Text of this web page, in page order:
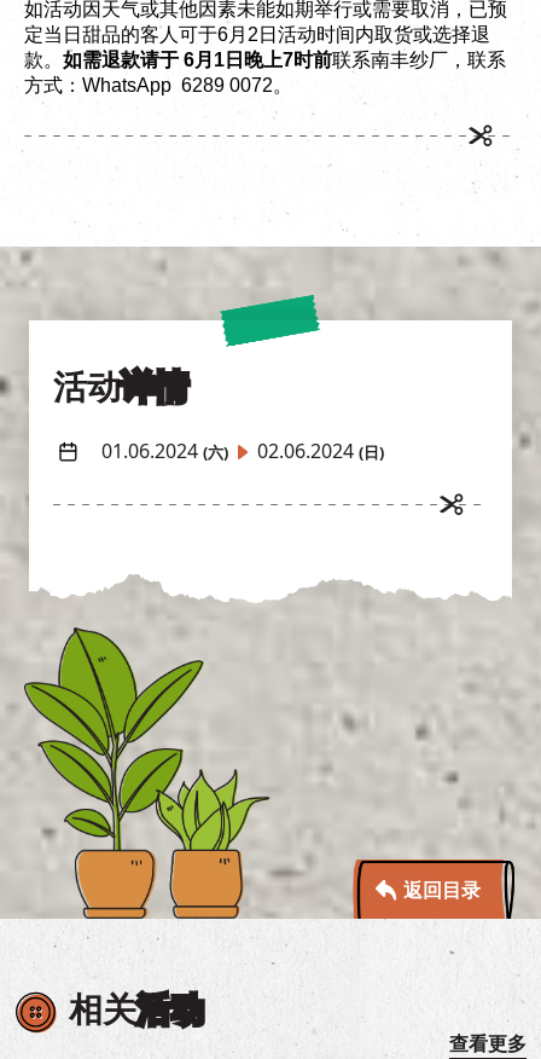
活动详情
01.06.2024 (六) 02.06.2024 (日)
返回目录
如活动因天气或其他因素未能如期举行或需要取消，已预
定当日甜品的客人可于6月 2 日活动时间内取货或选择退
款。 如需退款请于 6月 1 日晚上7时前联系南丰纱厂，联系
方式： WhatsApp 6289 0072。
相关活动
查看更多